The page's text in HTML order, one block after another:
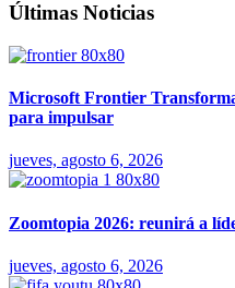
Últimas Noticias
Microsoft Frontier
para impulsar
jueves, agosto 6, 2026
Zoomtopia 2026: reunirá a
jueves, agosto 6, 2026